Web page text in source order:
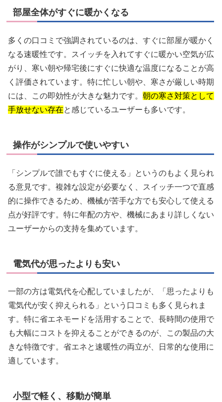
部屋全体がすぐに暖かくなる
多くの口コミで強調されているのは、すぐに部屋が暖かく
なる速暖性です。スイッチを入れてすぐに暖かい空気が広
がり、寒い朝や帰宅後にすぐに快適な温度になることが高
く評価されています。特に忙しい朝や、寒さが厳しい時期
には、この即効性が大きな魅力です。 朝の寒さ対策として
手放せない存在と感じているユーザーも多いです。
操作がシンプルで使いやすい
「シンプルで誰でもすぐに使える」というのもよく見られ
る意見です。複雑な設定が必要なく、スイッチ一つで直感
的に操作できるため、機械が苦手な方でも安心して使える
点が好評です。特に年配の方や、機械にあまり詳しくない
ユーザーからの支持を集めています。
電気代が思ったよりも安い
一部の方は電気代を心配していましたが、「思ったよりも
電気代が安く抑えられる」という口コミも多く見られま
す。特に省エネモードを活用することで、長時間の使用で
も大幅にコストを抑えることができるのが、この製品の大
きな特徴です。省エネと速暖性の両立が、日常的な使用に
適しています。
小型で軽く、移動が簡単